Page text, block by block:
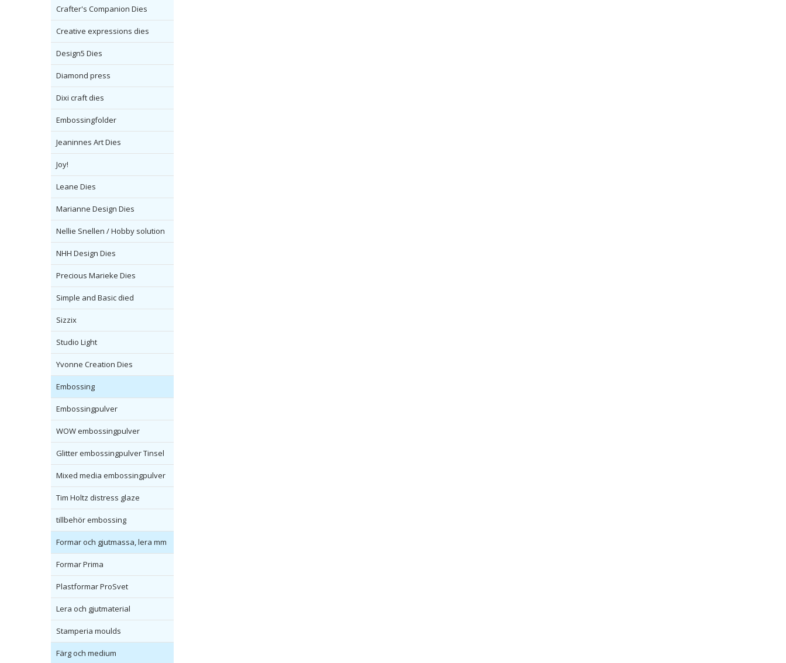
Crafter's Companion Dies
Creative expressions dies
Design5 Dies
Diamond press
Dixi craft dies
Embossingfolder
Jeaninnes Art Dies
Joy!
Leane Dies
Marianne Design Dies
Nellie Snellen / Hobby solution
NHH Design Dies
Precious Marieke Dies
Simple and Basic died
Sizzix
Studio Light
Yvonne Creation Dies
Embossing
Embossingpulver
WOW embossingpulver
Glitter embossingpulver Tinsel
Mixed media embossingpulver
Tim Holtz distress glaze
tillbehör embossing
Formar och gjutmassa, lera mm
Formar Prima
Plastformar ProSvet
Lera och gjutmaterial
Stamperia moulds
Färg och medium